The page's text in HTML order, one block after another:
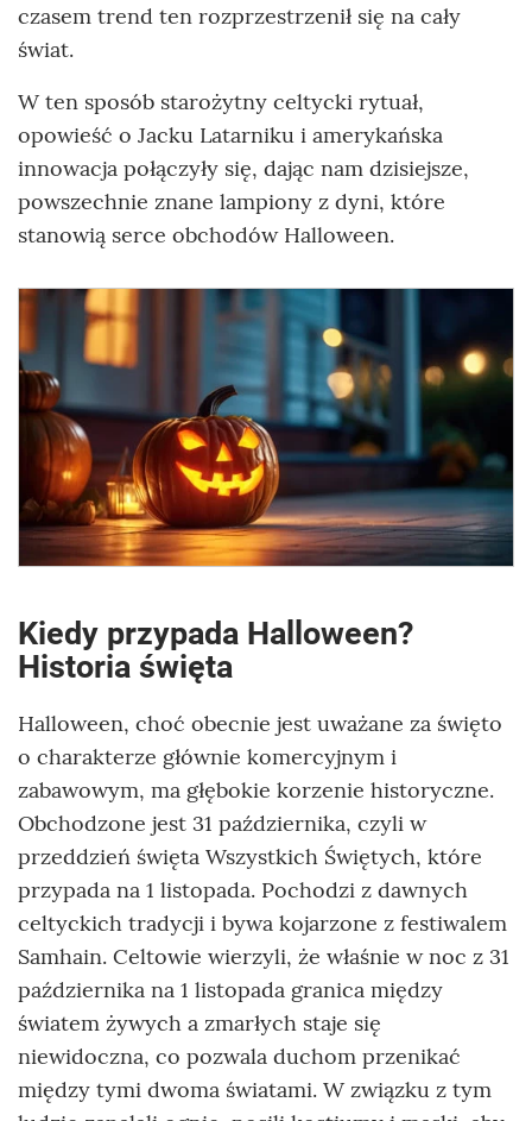
czasem trend ten rozprzestrzenił się na cały
świat.
W ten sposób starożytny celtycki rytuał,
opowieść o Jacku Latarniku i amerykańska
innowacja połączyły się, dając nam dzisiejsze,
powszechnie znane lampiony z dyni, które
stanowią serce obchodów Halloween.
Kiedy przypada Halloween?
Historia święta
Halloween, choć obecnie jest uważane za święto
o charakterze głównie komercyjnym i
zabawowym, ma głębokie korzenie historyczne.
Obchodzone jest 31 października, czyli w
przeddzień święta Wszystkich Świętych, które
przypada na 1 listopada. Pochodzi z dawnych
celtyckich tradycji i bywa kojarzone z festiwalem
Samhain. Celtowie wierzyli, że właśnie w noc z 31
października na 1 listopada granica między
światem żywych a zmarłych staje się
niewidoczna, co pozwala duchom przenikać
między tymi dwoma światami. W związku z tym